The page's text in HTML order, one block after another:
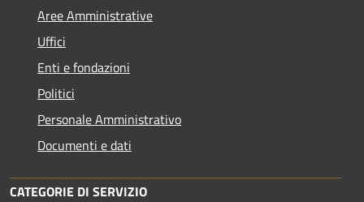
Aree Amministrative
Uffici
Enti e fondazioni
Politici
Personale Amministrativo
Documenti e dati
CATEGORIE DI SERVIZIO